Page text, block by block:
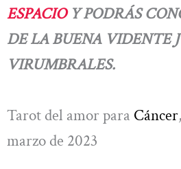
ESPACIO Y PODRÁS
DE LA BUENA VIDENTE
VIRUMBRALES.
Tarot del amor para Cáncer
marzo de 2023